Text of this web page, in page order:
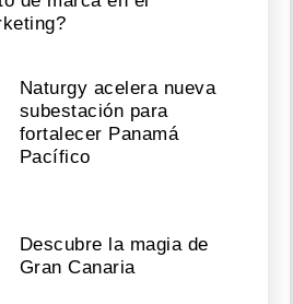
Naturgy acelera nueva
subestación para
fortalecer Panamá
Pacífico
Descubre la magia de
Gran Canaria